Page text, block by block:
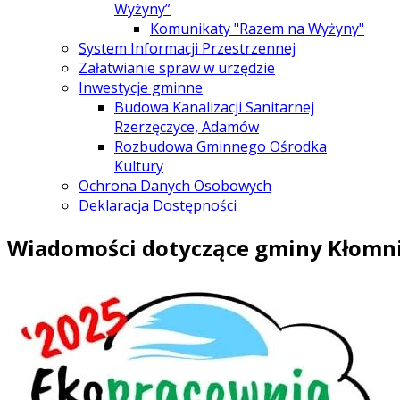
Wyżyny”
Komunikaty "Razem na Wyżyny"
System Informacji Przestrzennej
Załatwianie spraw w urzędzie
Inwestycje gminne
Budowa Kanalizacji Sanitarnej
Rzerzęczyce, Adamów
Rozbudowa Gminnego Ośrodka
Kultury
Ochrona Danych Osobowych
Deklaracja Dostępności
Wiadomości dotyczące gminy